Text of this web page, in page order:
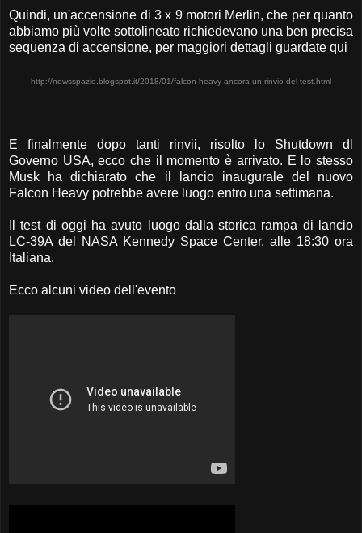
Quindi, un'accensione di 3 x 9 motori Merlin, che per quanto
abbiamo più volte sottolineato richiedevano una ben precisa
sequenza di accensione, per maggiori dettagli guardate qui
http://newsspazio.blogspot.it/2018/01/falcon-heavy-ancora-un-rinvio-del-test.html
E finalmente dopo tanti rinvii, risolto lo Shutdown dl
Governo USA, ecco che il momento è arrivato. E lo stesso
Musk ha dichiarato che il lancio inaugurale del nuovo
Falcon Heavy potrebbe avere luogo entro una settimana.
Il test di oggi ha avuto luogo dalla storica rampa di lancio
LC-39A del NASA Kennedy Space Center, alle 18:30 ora
Italiana.
Ecco alcuni video dell'evento